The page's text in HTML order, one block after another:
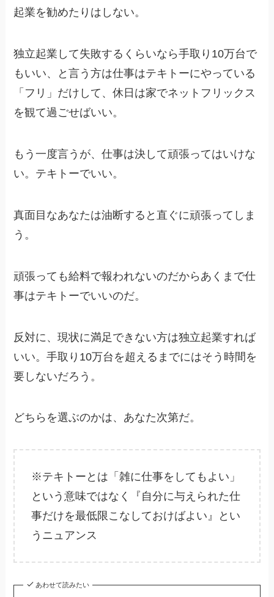
起業を勧めたりはしない。
独立起業して失敗するくらいなら手取り10万台で
もいい、と言う方は仕事はテキトーにやっている
「フリ」だけして、休日は家でネットフリックス
を観て過ごせばいい。
もう一度言うが、仕事は決して頑張ってはいけな
い。テキトーでいい。
真面目なあなたは油断すると直ぐに頑張ってしま
う。
頑張っても給料で報われないのだからあくまで仕
事はテキトーでいいのだ。
反対に、現状に満足できない方は独立起業すれば
いい。手取り10万台を超えるまでにはそう時間を
要しないだろう。
どちらを選ぶのかは、あなた次第だ。
※テキトーとは「雑に仕事をしてもよい」
という意味ではなく『自分に与えられた仕
事だけを最低限こなしておけばよい』とい
うニュアンス
あわせて読みたい